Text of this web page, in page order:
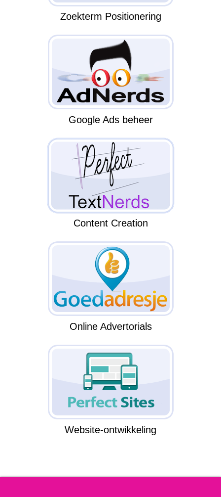
Zoekterm Positionering
Google Ads beheer
Content Creation
Online Advertorials
Website-ontwikkeling